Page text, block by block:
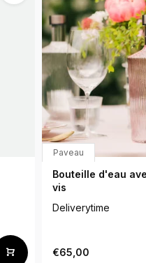
Paveau
Bouteille d'eau
vis
Deliverytime
€65,00